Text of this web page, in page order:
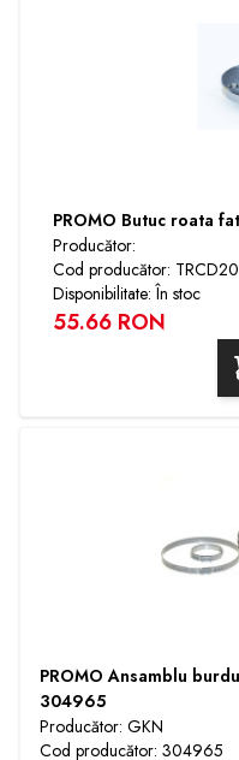
PROMO Butuc roata
Producător:
Cod producător:
Disponibilitate: În stoc
55.66 RON
PROMO Ansamblu
304965
Producător: GKN
Cod producător: 304965